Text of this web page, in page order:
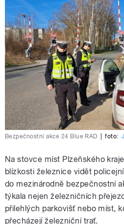
Bezpečnostní akce 24 Blue RAD foto:
Na stovce míst Plzeňského
blízkosti železnice vidět
do mezinárodně bezpečnostní
týkala nejen železničních
přilehlých parkovišť nebo míst,
přecházejí železniční trať.